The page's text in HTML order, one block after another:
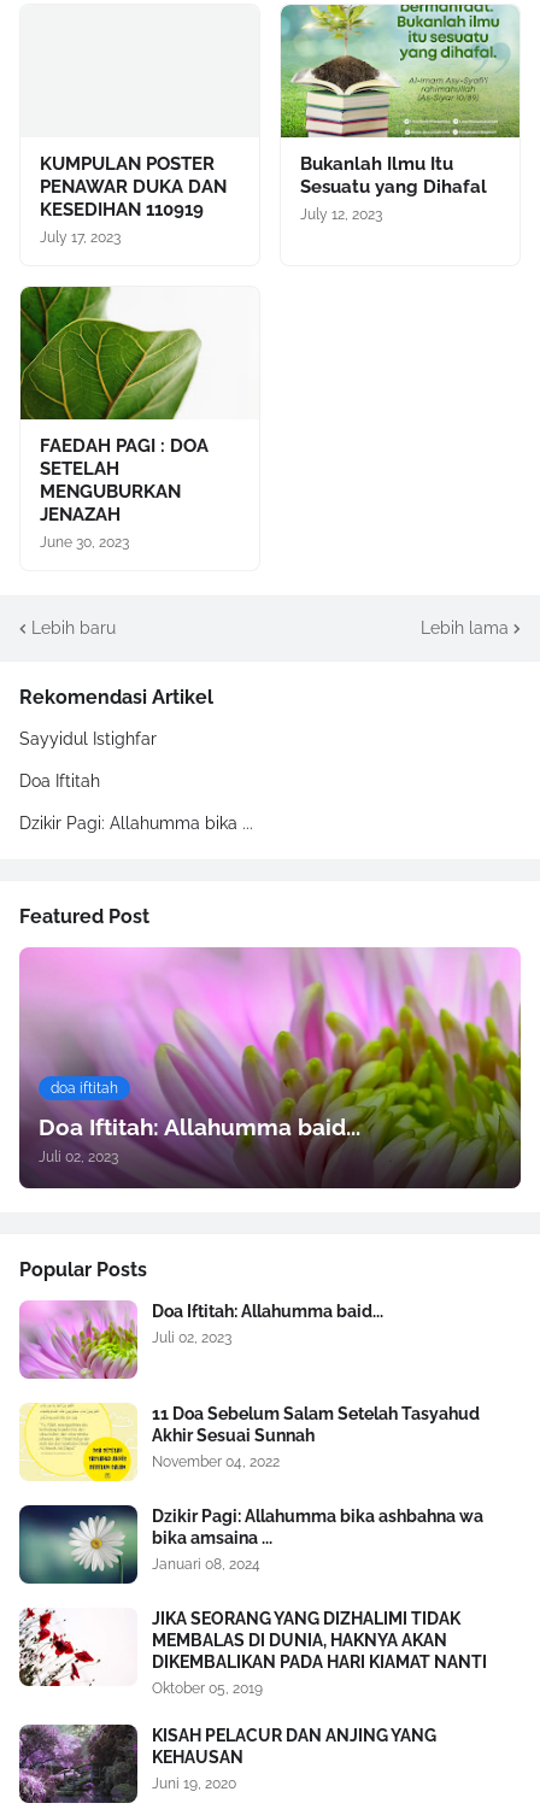
KUMPULAN POSTER
PENAWAR DUKA DAN
KESEDIHAN 110919
July 17, 2023
Bukanlah Ilmu Itu
Sesuatu yang Dihafal
July 12, 2023
FAEDAH PAGI : DOA
SETELAH
MENGUBURKAN
JENAZAH
June 30, 2023
Lebih baru Lebih lama
Rekomendasi Artikel
Sayyidul Istighfar
Doa Iftitah
Dzikir Pagi: Allahumma bika ...
Featured Post
doa iftitah
Doa Iftitah: Allahumma baid...
Juli 02, 2023
Popular Posts
Doa Iftitah: Allahumma baid...
Juli 02, 2023
11 Doa Sebelum Salam Setelah Tasyahud
Akhir Sesuai Sunnah
November 04, 2022
Dzikir Pagi: Allahumma bika ashbahna wa
bika amsaina ...
Januari 08, 2024
JIKA SEORANG YANG DIZHALIMI TIDAK
MEMBALAS DI DUNIA, HAKNYA AKAN
DIKEMBALIKAN PADA HARI KIAMAT NANTI
Oktober 05, 2019
KISAH PELACUR DAN ANJING YANG
KEHAUSAN
Juni 19, 2020